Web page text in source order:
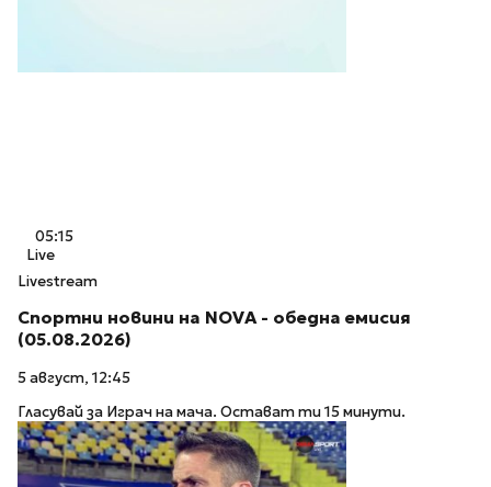
05:15
Live
Livestream
Спортни новини на NOVA - обедна емисия
(05.08.2026)
5 август, 12:45
Гласувай за Играч на мача. Остават ти 15 минути.